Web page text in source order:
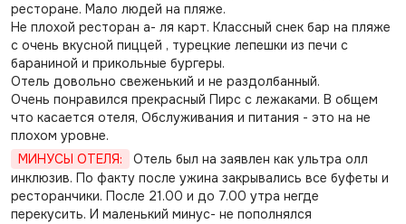
ресторане. Мало людей на пляже.
Не плохой ресторан а- ля карт. Классный снек бар на пляже
с очень вкусной пиццей , турецкие лепешки из печи с
бараниной и прикольные бургеры.
Отель довольно свеженький и не раздолбанный.
Очень понравился прекрасный Пирс с лежаками. В общем
что касается отеля, Обслуживания и питания - это на не
плохом уровне.
МИНУСЫ ОТЕЛЯ:
Отель был на заявлен как ультра олл
инклюзив. По факту после ужина закрывались все буфеты и
ресторанчики. После 21.00 и до 7.00 утра негде
перекусить. И маленький минус- не пополнялся